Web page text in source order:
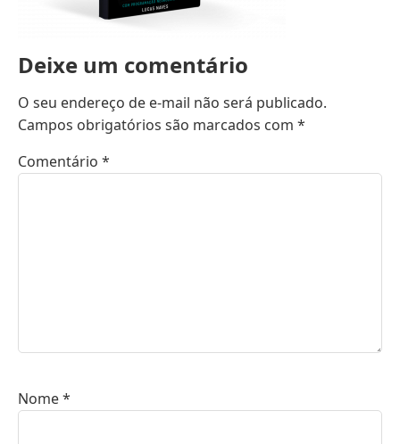
Deixe um comentário
O seu endereço de e-mail não será publicado.
Campos obrigatórios são marcados com *
Comentário *
Nome*